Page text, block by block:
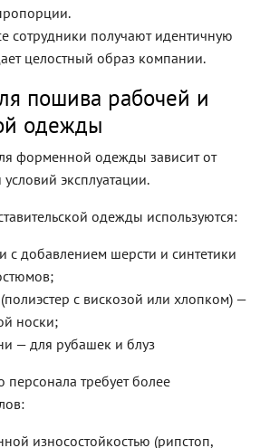
сотрудники получают идентичную
целостный образ компании.
пошива рабочей и
одежды
форменной одежды зависит от
эксплуатации.
одежды используются:
с добавлением шерсти и синтетики
с вискозой или хлопком) —
носки;
— для рубашек и блуз
требует более
износостойкостью (рипстоп,